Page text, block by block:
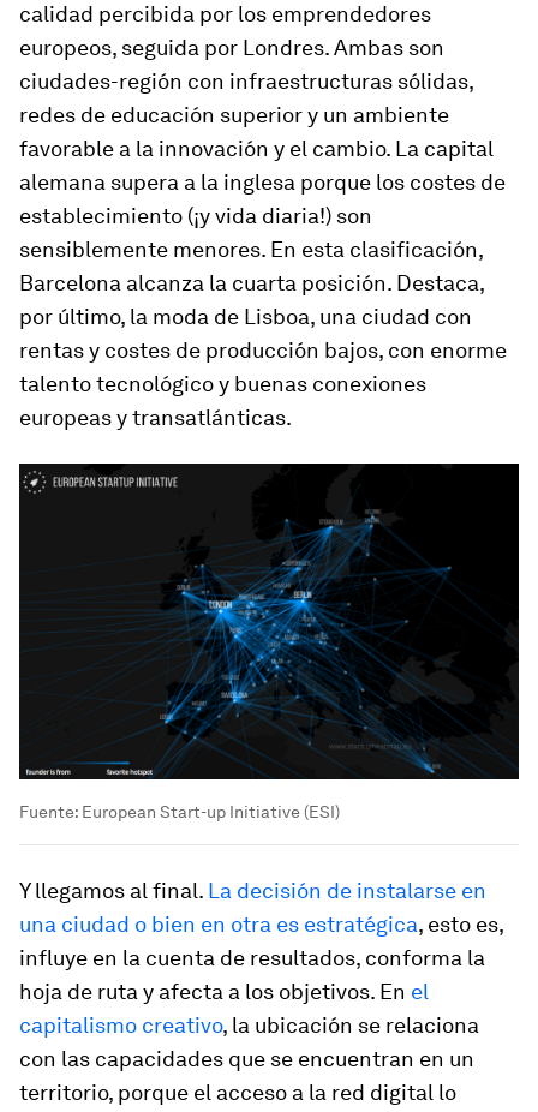
calidad percibida por los emprendedores
europeos, seguida por Londres. Ambas son
ciudades-región con infraestructuras sólidas,
redes de educación superior y un ambiente
favorable a la innovación y el cambio. La capital
alemana supera a la inglesa porque los costes de
establecimiento (¡y vida diaria!) son
sensiblemente menores. En esta clasificación,
Barcelona alcanza la cuarta posición. Destaca,
por último, la moda de Lisboa, una ciudad con
rentas y costes de producción bajos, con enorme
talento tecnológico y buenas conexiones
europeas y transatlánticas.
Fuente: European Start-up Initiative (ESI)
Y llegamos al final. La decisión de instalarse en
una ciudad o bien en otra es estratégica, esto es,
influye en la cuenta de resultados, conforma la
hoja de ruta y afecta a los objetivos. En el
capitalismo creativo, la ubicación se relaciona
con las capacidades que se encuentran en un
territorio, porque el acceso a la red digital lo